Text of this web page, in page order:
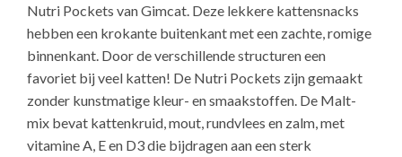
Nutri Pockets van Gimcat. Deze lekkere kattensnacks
hebben een krokante buitenkant met een zachte, romige
binnenkant. Door de verschillende structuren een
favoriet bij veel katten! De Nutri Pockets zijn gemaakt
zonder kunstmatige kleur- en smaakstoffen. De Malt-
mix bevat kattenkruid, mout, rundvlees en zalm, met
vitamine A, E en D3 die bijdragen aan een sterk